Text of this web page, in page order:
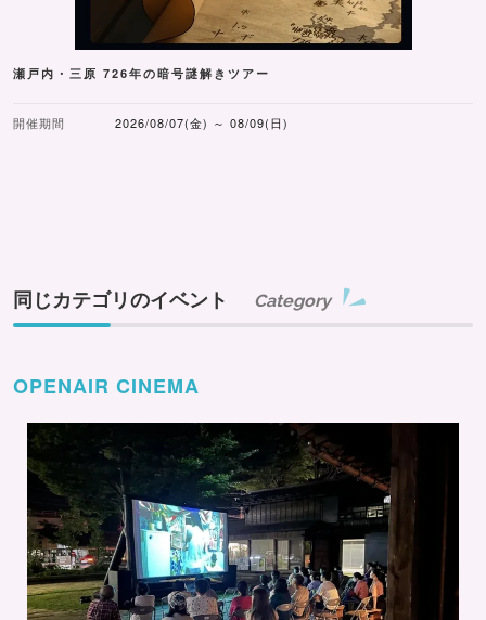
瀬戸内・三原 726年の暗号謎解きツアー
開催期間 2026/08/07(金) ～ 08/09(日)
同じカテゴリのイベント Category
OPENAIR CINEMA